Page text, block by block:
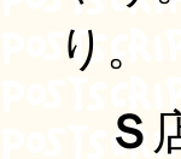
り。
Ｓ